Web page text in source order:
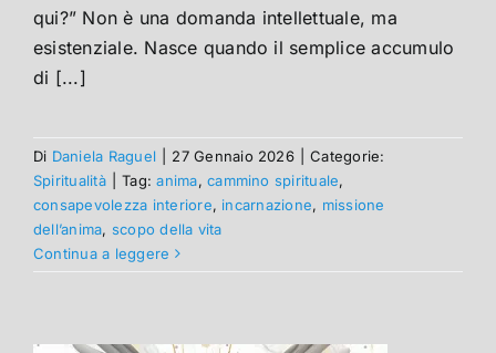
qui?” Non è una domanda intellettuale, ma
esistenziale. Nasce quando il semplice accumulo
di [...]
Di Daniela Raguel 27 Gennaio 2026
Categorie:
Spiritualità
Tag:anima,cammino spirituale,
consapevolezza interiore, incarnazione, missione
dell’anima, scopo della vita
Continua a leggere